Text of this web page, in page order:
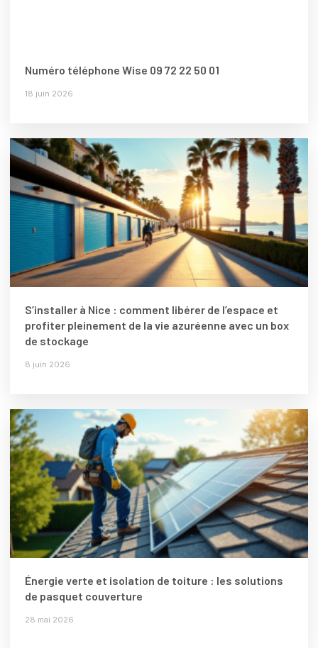
Numéro téléphone Wise 09 72 22 50 01
18 juin 2026
S’installer à Nice : comment libérer de l’espace et
profiter pleinement de la vie azuréenne avec un box
de stockage
8 juin 2026
Énergie verte et isolation de toiture : les solutions
de pasquet couverture
28 mai 2026